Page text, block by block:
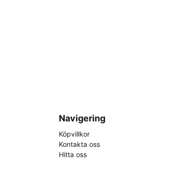
Navigering
Köpvillkor
Kontakta oss
Hitta oss